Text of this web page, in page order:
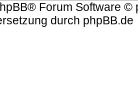
® Forum Software ©
durch phpBB.de